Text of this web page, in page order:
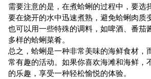
需要注意的是，在煮蛤蜊的过程中，要选
要在烧开的水中迅速煮熟，避免蛤蜊肉质
也可以用一些特殊的调料，如啤酒、番茄
多样的蛤蜊菜肴。
总之，蛤蜊是一种非常美味的海鲜食材，
常有趣的活动。如果你喜欢海滩和海鲜，
的乐趣，享受一种轻松愉悦的体验。